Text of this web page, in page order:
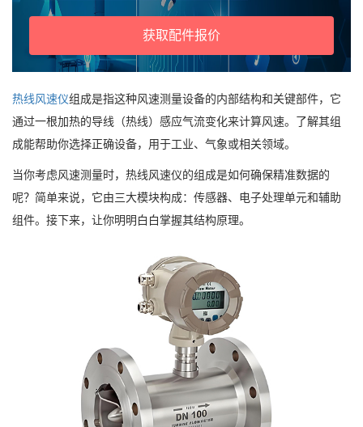
获取配件报价
热线风速仪组成是指这种风速测量设备的内部结构和关键部件，它
通过一根加热的导线（热线）感应气流变化来计算风速。了解其组
成能帮助你选择正确设备，用于工业、气象或相关领域。
当你考虑风速测量时，热线风速仪的组成是如何确保精准数据的
呢？简单来说，它由三大模块构成：传感器、电子处理单元和辅助
组件。接下来，让你明明白白掌握其结构原理。